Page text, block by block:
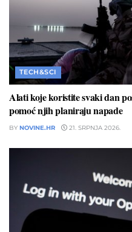
TECH&SCI
Alati koje koristite svaki dan
pomoć njih planiraju napade
BY NOVINE.HR 21. SRPNJA 2026.